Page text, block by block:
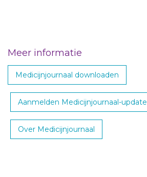
Meer informatie
Medicijnjournaal downloaden
Aanmelden Medicijnjournaal-update
Over Medicijnjournaal